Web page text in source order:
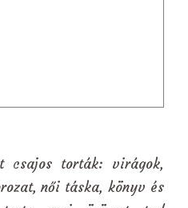
csajos torták: virágok,
női táska, könyv és